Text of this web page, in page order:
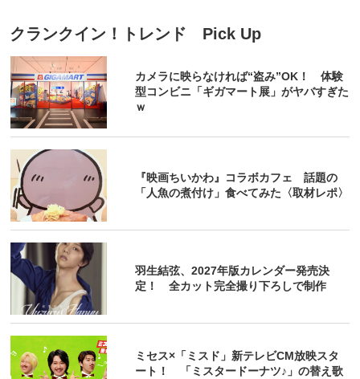
クランクイン！トレンド Pick Up
カメラに映らなければ“盗み”OK！ 体験
型コンビニ「ギガマート展」がヤバすぎた
ｗ
『映画ちいかわ』コラボカフェ 話題の
「人魚の煮付け」食べてみた〈取材レポ〉
羽生結弦、2027年版カレンダー発売決
定！ 全カット完全撮り下ろしで制作
ミセス×「ミスド」新テレビCM放映スタ
ート！ 「ミスタードーナツ♪」の替え歌